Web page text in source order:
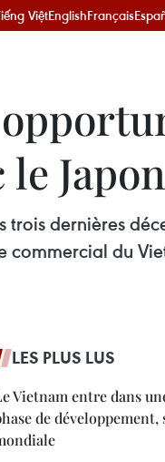
ViệtEnglishFrançais
Japon
dernières
commercial du
LES PLUS LUS
Vietnam entre dans
de développement,